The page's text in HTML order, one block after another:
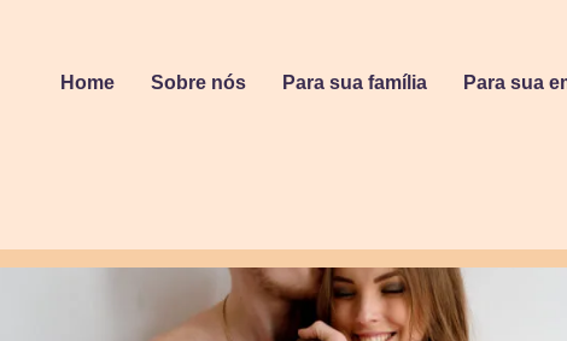
Home Sobre nós Para sua família Para sua